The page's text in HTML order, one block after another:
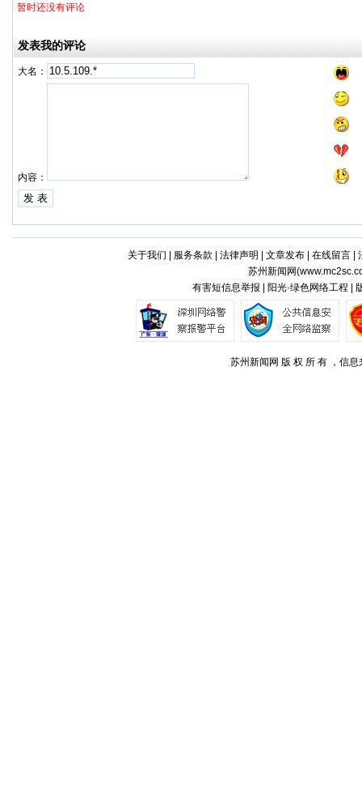
暂时还没有评论
发表我的评论
大名：
内容：
关于我们 服务条款 法律声明 文章发布| 在线留言|
苏州新闻网(
有害短信息举报 | 阳光·绿色网络工程 |
苏州新闻网 版 权 所 有 ，信